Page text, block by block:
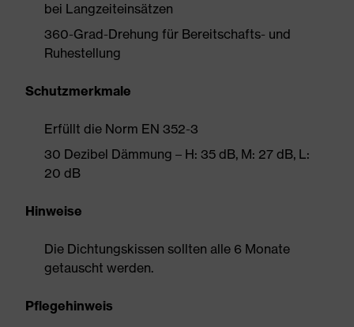
bei Langzeiteinsätzen
360-Grad-Drehung für Bereitschafts- und
Ruhestellung
Schutzmerkmale
Erfüllt die Norm EN 352-3
30 Dezibel Dämmung – H: 35 dB, M: 27 dB, L:
20 dB
Hinweise
Die Dichtungskissen sollten alle 6 Monate
getauscht werden.
Pflegehinweis